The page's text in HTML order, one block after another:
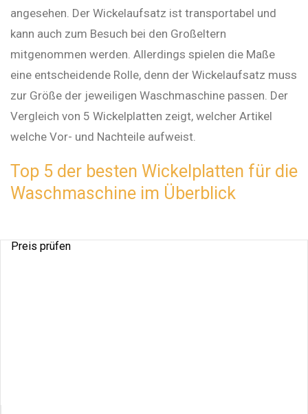
angesehen. Der Wickelaufsatz ist transportabel und
kann auch zum Besuch bei den Großeltern
mitgenommen werden. Allerdings spielen die Maße
eine entscheidende Rolle, denn der Wickelaufsatz muss
zur Größe der jeweiligen Waschmaschine passen. Der
Vergleich von 5 Wickelplatten zeigt, welcher Artikel
welche Vor- und Nachteile aufweist.
Top 5 der besten Wickelplatten für die
Waschmaschine im Überblick
Preis prüfen